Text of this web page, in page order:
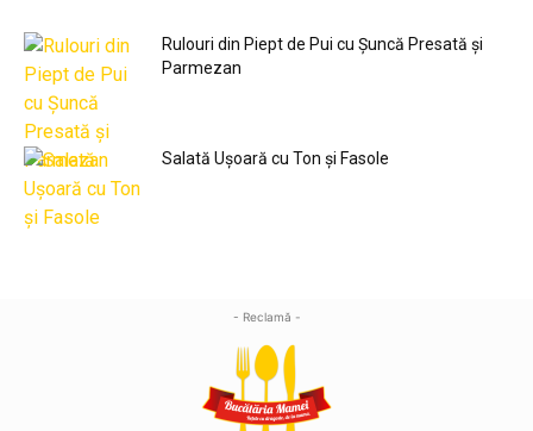
Rulouri din Piept de Pui cu Șuncă Presată și
Parmezan
Salată Ușoară cu Ton și Fasole
- Reclamă -